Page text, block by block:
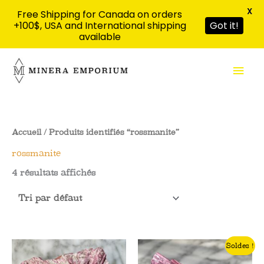
contenu
Accueil/ Produits identifiés “rossmanite”
rossmanite
4 résultats affichés
Soldes !
Free Shipping for Canada on orders
+100$, USA and International shipping
available
Got it!
X